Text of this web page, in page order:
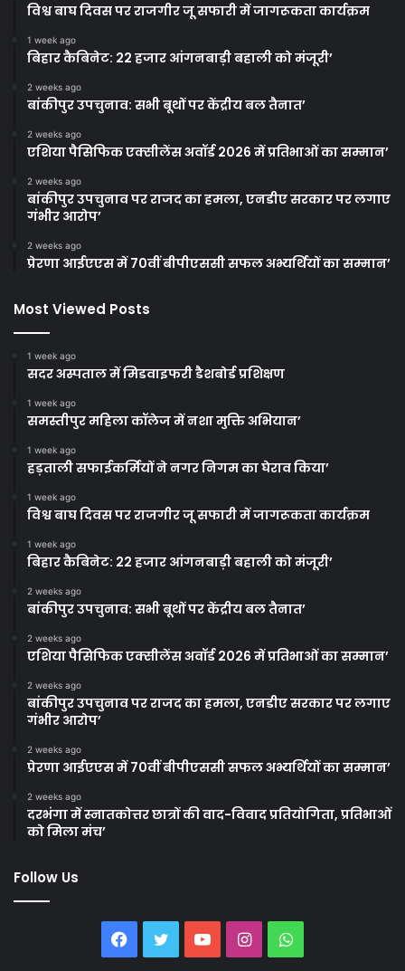
विश्व बाघ दिवस पर राजगीर जू सफारी में जागरूकता कार्यक्रम
1 week ago
बिहार कैबिनेट: 22 हजार आंगनबाड़ी बहाली को मंजूरी’
2 weeks ago
बांकीपुर उपचुनाव: सभी बूथों पर केंद्रीय बल तैनात’
2 weeks ago
एशिया पैसिफिक एक्सीलेंस अवॉर्ड 2026 में प्रतिभाओं का सम्मान’
2 weeks ago
बांकीपुर उपचुनाव पर राजद का हमला, एनडीए सरकार पर लगाए
गंभीर आरोप’
2 weeks ago
प्रेरणा आईएएस में 70वीं बीपीएससी सफल अभ्यर्थियों का सम्मान’
Most Viewed Posts
1 week ago
सदर अस्पताल में मिडवाइफरी डैशबोर्ड प्रशिक्षण
1 week ago
समस्तीपुर महिला कॉलेज में नशा मुक्ति अभियान’
1 week ago
हड़ताली सफाईकर्मियों ने नगर निगम का घेराव किया’
1 week ago
विश्व बाघ दिवस पर राजगीर जू सफारी में जागरूकता कार्यक्रम
1 week ago
बिहार कैबिनेट: 22 हजार आंगनबाड़ी बहाली को मंजूरी’
2 weeks ago
बांकीपुर उपचुनाव: सभी बूथों पर केंद्रीय बल तैनात’
2 weeks ago
एशिया पैसिफिक एक्सीलेंस अवॉर्ड 2026 में प्रतिभाओं का सम्मान’
2 weeks ago
बांकीपुर उपचुनाव पर राजद का हमला, एनडीए सरकार पर लगाए
गंभीर आरोप’
2 weeks ago
प्रेरणा आईएएस में 70वीं बीपीएससी सफल अभ्यर्थियों का सम्मान’
2 weeks ago
दरभंगा में स्नातकोत्तर छात्रों की वाद-विवाद प्रतियोगिता, प्रतिभाओं
को मिला मंच’
Follow Us
Facebook
TwitterYouTubeInstagramWhatsApp